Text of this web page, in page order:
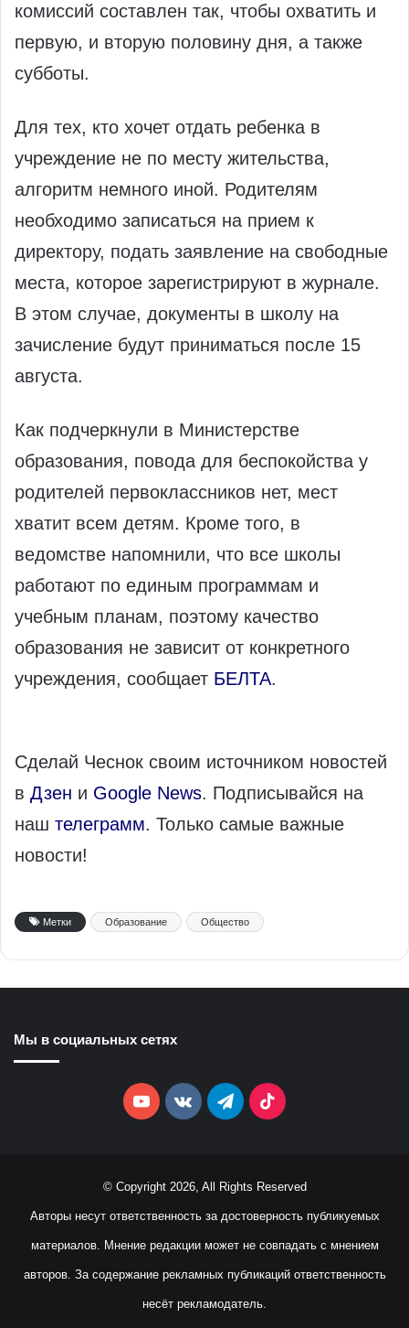
комиссий составлен так, чтобы охватить и
первую, и вторую половину дня, а также
субботы.
Для тех, кто хочет отдать ребенка в
учреждение не по месту жительства,
алгоритм немного иной. Родителям
необходимо записаться на прием к
директору, подать заявление на свободные
места, которое зарегистрируют в журнале.
В этом случае, документы в школу на
зачисление будут приниматься после 15
августа.
Как подчеркнули в Министерстве
образования, повода для беспокойства у
родителей первоклассников нет, мест
хватит всем детям. Кроме того, в
ведомстве напомнили, что все школы
работают по единым программам и
учебным планам, поэтому качество
образования не зависит от конкретного
учреждения, сообщает БЕЛТА.
Сделай Чеснок своим источником новостей
в Дзен и Google News. Подписывайся на
наш телеграмм. Только самые важные
новости!
Метки Образование Общество
Мы в социальных сетях
YouTubevk.comTelegramTikTok
© Copyright 2026, All Rights Reserved
Авторы несут ответственность за достоверность публикуемых
материалов. Мнение редакции может не совпадать с мнением
авторов. За содержание рекламных публикаций ответственность
несёт рекламодатель.